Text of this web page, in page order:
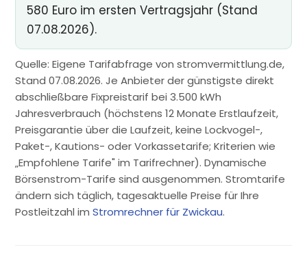
580 Euro im ersten Vertragsjahr (Stand
07.08.2026).
Quelle: Eigene Tarifabfrage von stromvermittlung.de,
Stand 07.08.2026. Je Anbieter der günstigste direkt
abschließbare Fixpreistarif bei 3.500 kWh
Jahresverbrauch (höchstens 12 Monate Erstlaufzeit,
Preisgarantie über die Laufzeit, keine Lockvogel-,
Paket-, Kautions- oder Vorkassetarife; Kriterien wie
„Empfohlene Tarife" im Tarifrechner). Dynamische
Börsenstrom-Tarife sind ausgenommen. Stromtarife
ändern sich täglich, tagesaktuelle Preise für Ihre
Postleitzahl imStromrechner für Zwickau.